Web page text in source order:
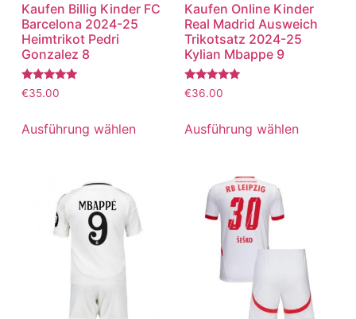
Kaufen Billig Kinder FC
Barcelona 2024-25
Heimtrikot Pedri
Gonzalez 8
Bewertet
mit
von 5
€35.00
Ausführung wählen
Kaufen Online Kinder
Real Madrid Ausweich
Trikotsatz 2024-25
Kylian Mbappe 9
Bewertet
mit
von 5
€36.00
Ausführung wählen